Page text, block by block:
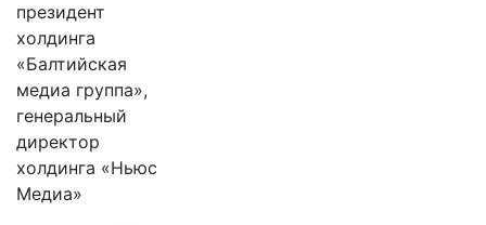
президент
холдинга
«Балтийская
медиа группа»,
генеральный
директор
холдинга «Ньюс
Медиа»